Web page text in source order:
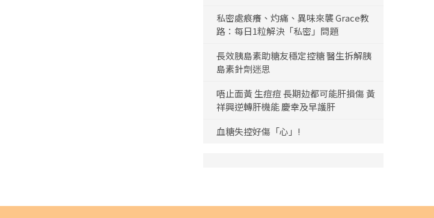
私密處痕癢、灼痛、異味來襲 Grace教
路：每日1粒解決「私密」問題
長效胰島素助糖友穩定控糖 醫生拆解胰
島素針劑迷思
唔止面黃 生痘痘 長期攰都可能肝損傷 黃
祥興逆轉肝機能 慶幸及早護肝
血糖失控好傷「心」!